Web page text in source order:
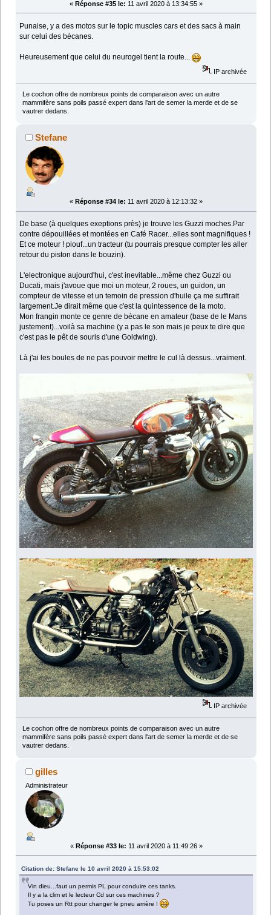
« Réponse #35 le: 11 avril 2020 à 13:34:55 »
Punaise, y a des motos sur le topic muscles cars et des sacs à main
sur celui des bécanes.
Heureusement que celui du neurogel tient la route...
IP archivée
Le cochon offre de nombreux points de comparaison avec un autre
mammifère sans poils passé expert dans l'art de semer la merde et de se
vautrer dedans.
Stefane
« Réponse #34 le: 11 avril 2020 à 12:13:32 »
De base (à quelques exeptions près) je trouve les Guzzi moches.Par
contre dépouillées et montées en Café Racer...elles sont magnifiques !
Et ce moteur ! piouf...un tracteur (tu pourrais presque compter les aller
retour du piston dans le bouzin).
L'electronique aujourd'hui, c'est inevitable...même chez Guzzi ou
Ducati, mais j'avoue que moi un moteur, 2 roues, un guidon, un
compteur de vitesse et un temoin de pression d'huile ça me suffirait
largement.Je dirait même que c'est la quintessence de la moto.
Mon frangin monte ce genre de bécane en amateur (base de le Mans
justement)...voilà sa machine (y a pas le son mais je peux te dire que
c'est pas le pêt de souris d'une Goldwing).
Là j'ai les boules de ne pas pouvoir mettre le cul là dessus...vraiment.
IP archivée
Le cochon offre de nombreux points de comparaison avec un autre
mammifère sans poils passé expert dans l'art de semer la merde et de se
vautrer dedans.
gilles
Administrateur
« Réponse #33 le: 11 avril 2020 à 11:49:26 »
Citation de: Stefane le 10 avril 2020 à 15:53:02
Vin dieu...faut un permis PL pour conduire ces tanks.
Il y a la clim et le lecteur Cd sur ces machines ?
Tu poses un Rtt pour changer le pneu arrière !